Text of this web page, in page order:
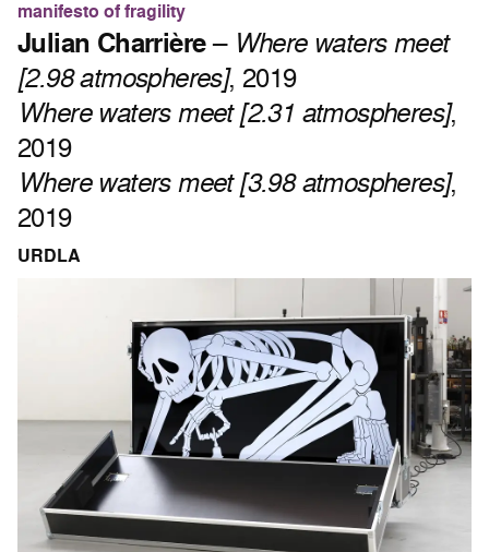
manifesto of fragility
Julian Charrière– Where waters meet
[2.98 atmospheres], 2019
Where waters meet [2.31 atmospheres],
2019
Where waters meet [3.98 atmospheres],
2019
URDLA